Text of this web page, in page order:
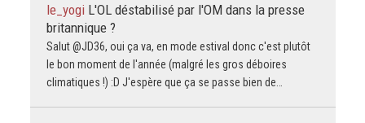
le_yogi L'OL déstabilisé par l'OM dans la presse
britannique ?
Salut @JD36, oui ça va, en mode estival donc c'est plutôt
le bon moment de l'année (malgré les gros déboires
climatiques !) :D J'espère que ça se passe bien de…